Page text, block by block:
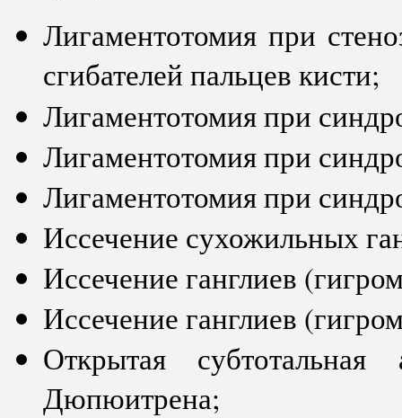
Лигаментотомия при
сгибателей пальцев кисти;
Лигаментотомия при
Лигаментотомия при
Лигаментотомия при
Иссечение сухожильных
Иссечение ганглиев
Иссечение ганглиев
Открытая субтотальная
Дюпюитрена;